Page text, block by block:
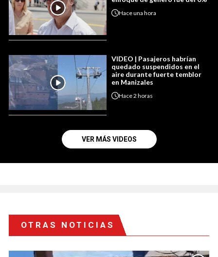
Haceuna hora
VIDEO | Pasajeros habrían
quedado suspendidos en el
aire durante fuerte temblor
en Manizales
Hace2 horas
VER MÁS VIDEOS
OTRAS NOTICIAS